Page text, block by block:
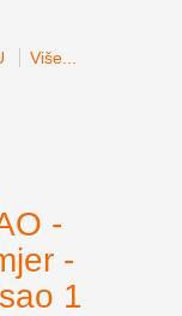
Više...
-
-
1